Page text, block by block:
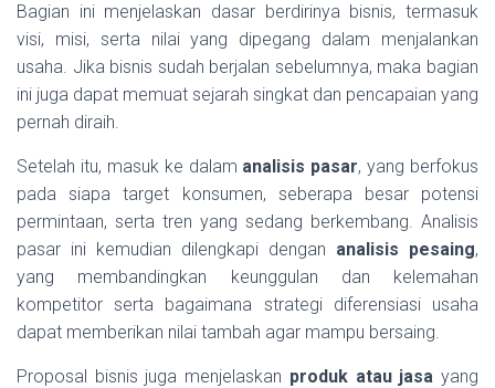
Bagian ini menjelaskan dasar berdirinya bisnis, termasuk
visi, misi, serta nilai yang dipegang dalam menjalankan
usaha. Jika bisnis sudah berjalan sebelumnya, maka bagian
ini juga dapat memuat sejarah singkat dan pencapaian yang
pernah diraih.
Setelah itu, masuk ke dalam analisis pasar, yang berfokus
pada siapa target konsumen, seberapa besar potensi
permintaan, serta tren yang sedang berkembang. Analisis
pasar ini kemudian dilengkapi dengan analisis pesaing,
yang membandingkan keunggulan dan kelemahan
kompetitor serta bagaimana strategi diferensiasi usaha
dapat memberikan nilai tambah agar mampu bersaing.
Proposal bisnis juga menjelaskan produk atau jasa yang